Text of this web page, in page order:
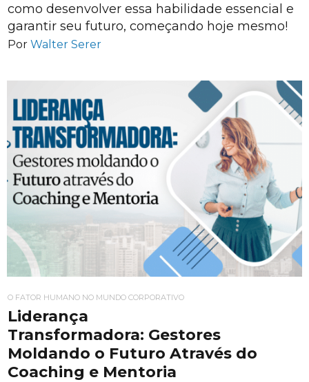
como desenvolver essa habilidade essencial e
garantir seu futuro, começando hoje mesmo!
Por Walter Serer
O FATOR HUMANO NO MUNDO CORPORATIVO
Liderança
Transformadora: Gestores
Moldando o Futuro Através do
Coaching e Mentoria